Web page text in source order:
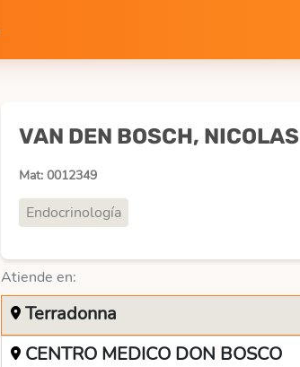
VAN DEN BOSCH, NICOLAS
Mat: 0012349
Endocrinología
Atiende en:
Terradonna
CENTRO MEDICO DON BOSCO